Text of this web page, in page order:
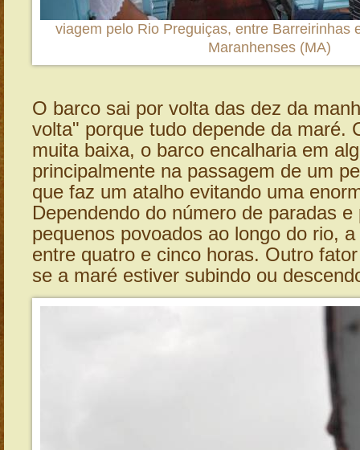
viagem pelo Rio Preguiças, entre Barreirinhas
Maranhenses (MA)
O barco sai por volta das dez da
volta" porque tudo depende da maré.
muita baixa, o barco encalharia em
principalmente na passagem de um
que faz um atalho evitando uma
Dependendo do número de paradas
pequenos povoados ao longo do rio,
entre quatro e cinco horas. Outro
se a maré estiver subindo ou